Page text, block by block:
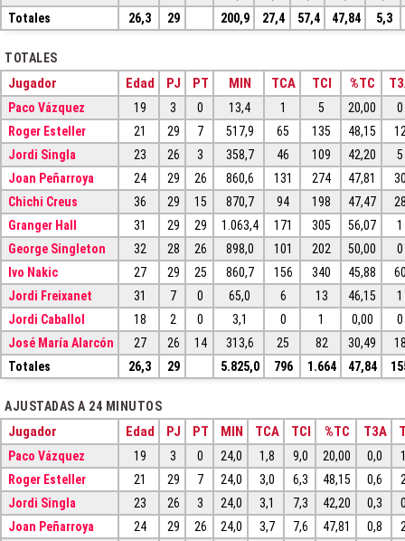
Totales
26,3 29 200,9 27,4 57,4 47,84 5,3
TOTALES
Jugador Edad PJ PT MIN TCA TCI %TC
Paco Vázquez 19 3 0 13,4 1 5 20,00
0
Roger Esteller
21 29 7 517,9 65 135 48,15
Jordi Singla
23 26 3 358,7 46 109 42,20
5
Joan Peñarroya
24 29 26 860,6 131 274 47,81
Chichi Creus
36 29 15 870,7 94 198 47,47
Granger Hall
31 29 29 1.063,4 171 305 56,07
1
George Singleton
32 28 26 898,0 101 202 50,00
0
Ivo Nakic
27 29 25 860,7 156 340 45,88
Jordi Freixanet
31 7 0 65,0 6 13 46,15
1
Jordi Caballol
18 2 0 3,1 0 1 0,00
0
José María Alarcón
27 26 14 313,6 25 82 30,49
Totales
26,3 29 5.825,0 796 1.664 47,84
AJUSTADAS A 24 MINUTOS
Jugador Edad PJ PT MIN TCA TCI %TC T3A
Paco Vázquez 19 3 0 24,0 1,8 9,0 20,00 0,0
Roger Esteller
21 29 7 24,0 3,0 6,3 48,15 0,6
Jordi Singla
23 26 3 24,0 3,1 7,3 42,20 0,3
Joan Peñarroya
24 29 26 24,0 3,7 7,6 47,81 0,8